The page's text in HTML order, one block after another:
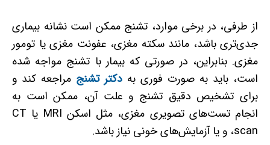
از طرفی، در برخی موارد، تشنج ممکن است نشانه بیماری
جدی‌تری باشد، مانند سکته مغزی، عفونت مغزی یا تومور
مغزی. بنابراین، در صورتی که بیمار با تشنج مواجه شده
است، باید به صورت فوری به دکتر تشنج مراجعه کند و
برای تشخیص دقیق تشنج و علت آن، ممکن است به
انجام تست‌های تصویری مغزی، مثل اسکن MRI یا CT
scan، و یا آزمایش‌های خونی نیاز باشد.